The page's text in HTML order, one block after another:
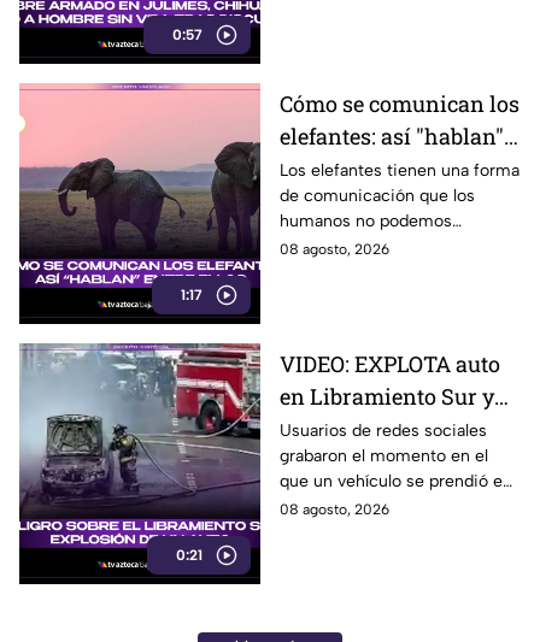
0:57
1:17
Cómo se comunican los
elefantes: así "hablan"
entre ellos
Los elefantes tienen una forma
de comunicación que los
humanos no podemos
escuchar, ellos “hablan” de una
08 agosto, 2026
0:21
VIDEO: EXPLOTA auto
en Libramiento Sur y
ocasiona fuerte tráfico
en Tijuana este sábado;
cerca de 5 y 10
Usuarios de redes sociales
grabaron el momento en el
que un vehículo se prendió en
llamas sobre el Libramiento, lo
08 agosto, 2026